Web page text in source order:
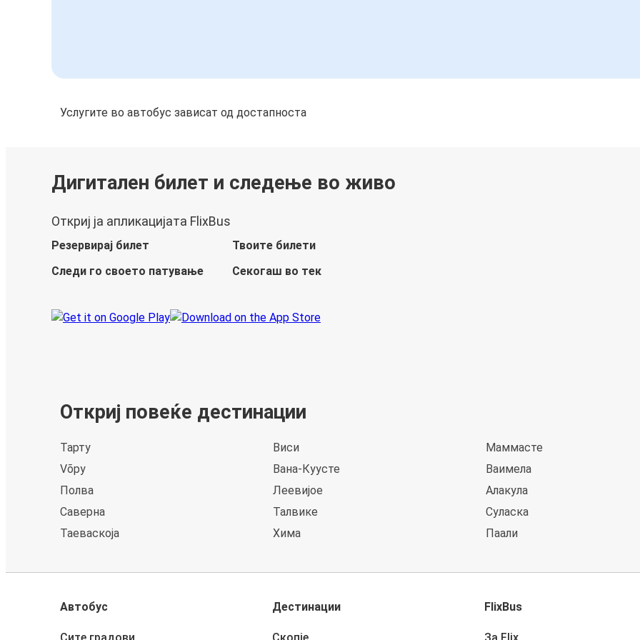
Услугите во автобус зависат од достапноста
Дигитален билет и следење во живо
Откриј ја апликацијата FlixBus
Резервирај билет
Твоите билети
Следи го своето патување
Секогаш во тек
Откриј повеќе дестинации
Тарту
Võру
Полва
Саверна
Таеваскоја
Виси
Вана-Куусте
Леевијое
Талвике
Хима
Маммасте
Ваимела
Алакула
Суласка
Паали
Автобус Дестинации FlixBus